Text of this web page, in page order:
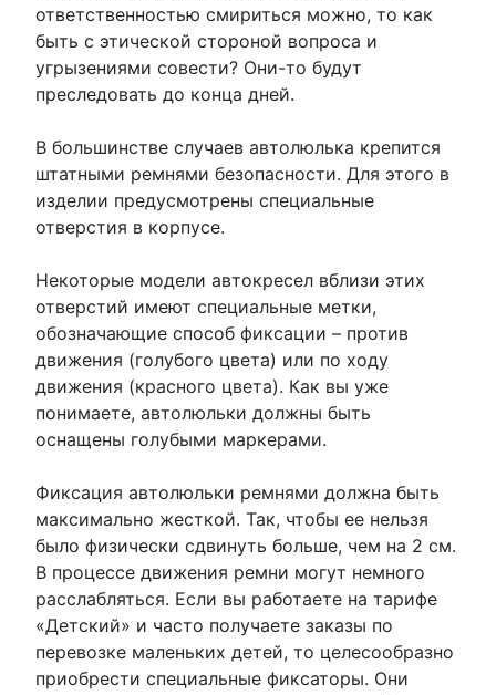
ответственностью смириться можно, то как
быть с этической стороной вопроса и
угрызениями совести? Они-то будут
преследовать до конца дней.
В большинстве случаев автолюлька крепится
штатными ремнями безопасности. Для этого в
изделии предусмотрены специальные
отверстия в корпусе.
Некоторые модели автокресел вблизи этих
отверстий имеют специальные метки,
обозначающие способ фиксации – против
движения (голубого цвета) или по ходу
движения (красного цвета). Как вы уже
понимаете, автолюльки должны быть
оснащены голубыми маркерами.
Фиксация автолюльки ремнями должна быть
максимально жесткой. Так, чтобы ее нельзя
было физически сдвинуть больше, чем на 2 см.
В процессе движения ремни могут немного
расслабляться. Если вы работаете на тарифе
«Детский» и часто получаете заказы по
перевозке маленьких детей, то целесообразно
приобрести специальные фиксаторы. Они